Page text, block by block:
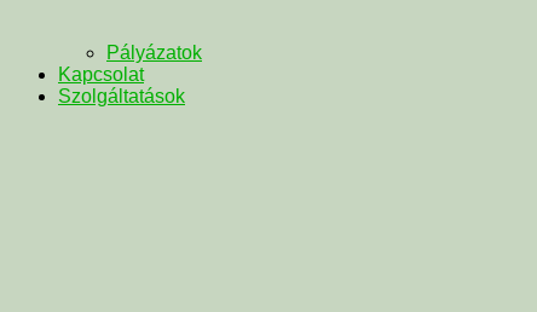
Pályázatok
Kapcsolat
Szolgáltatások